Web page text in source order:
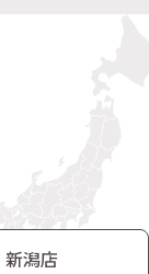
新潟店